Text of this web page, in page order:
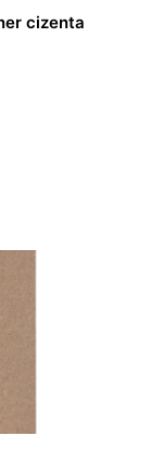
cizenta